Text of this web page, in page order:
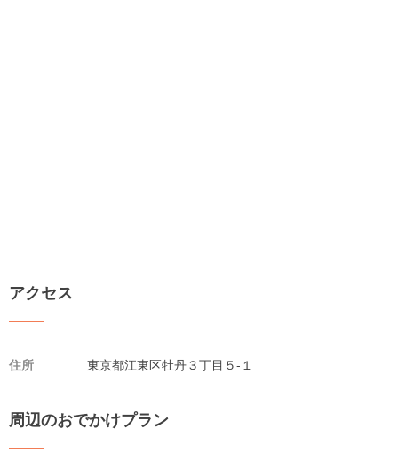
アクセス
住所 東京都江東区牡丹３丁目５-１
周辺のおでかけプラン